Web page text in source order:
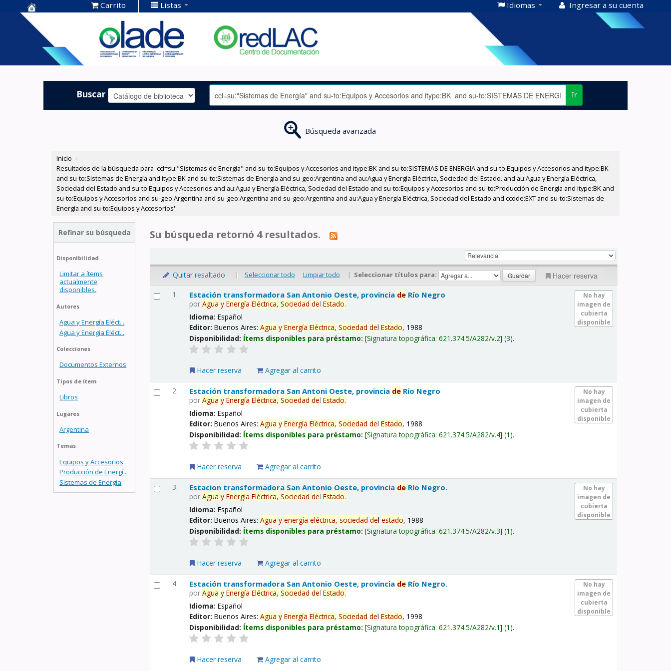
Centro de
Documentación
OLADE -
Carrito Listas Idiomas Ingresar a su cuenta
Buscar Ir
Búsqueda avanzada
Inicio ›
Resultados de la búsqueda para 'ccl=su:"Sistemas de Energía" and su-to:Equipos y Accesorios and itype:BK and su-to:SISTEMAS DE ENERGIA and su-to:Equipos y Accesorios and itype:BK
and su-to:Sistemas de Energía and itype:BK and su-to:Sistemas de Energía and su-geo:Argentina and au:Agua y Energía Eléctrica, Sociedad del Estado. and au:Agua y Energía Eléctrica,
Sociedad del Estado and su-to:Equipos y Accesorios and au:Agua y Energía Eléctrica, Sociedad del Estado and su-to:Equipos y Accesorios and su-to:Producción de Energía and itype:BK and
su-to:Equipos y Accesorios and su-geo:Argentina and su-geo:Argentina and su-geo:Argentina and au:Agua y Energía Eléctrica, Sociedad del Estado and ccode:EXT and su-to:Sistemas de
Energía and su-to:Equipos y Accesorios'
Refinar su búsqueda
Disponibilidad
Limitar a ítems
actualmente
disponibles.
Autores
Agua y Energía Eléct...
Agua y Energía Eléct...
Colecciones
Documentos Externos
Tipos de ítem
Libros
Lugares
Argentina
Temas
Equipos y Accesorios
Producción de Energí...
Sistemas de Energía
Su búsqueda retornó 4 resultados.
Quitar resaltado | Seleccionar todo Limpiar todo | Seleccionar títulos para: Hacer reserva
1.
No hay
imagen de
cubierta
disponible
Estación transformadora San Antonio Oeste, provincia de Río Negro
porAgua y Energía Eléctrica, Sociedad delEstado.
Idioma:Español
Editor:Buenos Aires:Agua y Energía Eléctrica, Sociedad delEstado, 1988
Disponibilidad: Ítems disponibles para préstamo: Signatura topográfica:621.374.5/A282/v.2 (3).
Hacer reserva Agregar al carrito
2.
No hay
imagen de
cubierta
disponible
Estación transformadora San Antoni Oeste, provincia de Río Negro
porAgua y Energía Eléctrica, Sociedad delEstado.
Idioma:Español
Editor:Buenos Aires:Agua y Energía Eléctrica, Sociedad delEstado, 1988
Disponibilidad: Ítems disponibles para préstamo: Signatura topográfica:621.374.5/A282/v.4 (1).
Hacer reserva Agregar al carrito
3.
No hay
imagen de
cubierta
disponible
Estacion transformadora San Antonio Oeste, provincia de Río Negro.
porAgua y Energía Eléctrica, Sociedad delEstado.
Idioma:Español
Editor:Buenos Aires:Agua y energía eléctrica, sociedad delestado, 1988
Disponibilidad: Ítems disponibles para préstamo: Signatura topográfica:621.374.5/A282/v.3 (1).
Hacer reserva Agregar al carrito
4.
No hay
imagen de
cubierta
disponible
Estación transformadora San Antonio Oeste, provincia de Río Negro.
porAgua y Energía Eléctrica, Sociedad delEstado.
Idioma:Español
Editor:Buenos Aires:Agua y Energía Eléctrica, Sociedad delEstado, 1998
Disponibilidad: Ítems disponibles para préstamo: Signatura topográfica:621.374.5/A282/v.1 (1).
Hacer reserva Agregar al carrito